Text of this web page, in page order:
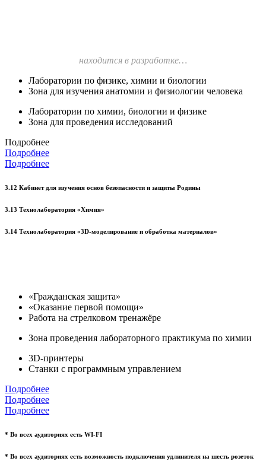
находится в разработке…
Лаборатории по физике, химии и биологии
Зона для изучения анатомии и физиологии человека
Лаборатории по химии, биологии и физике
Зона для проведения исследований
Подробнее
Подробнее
Подробнее
3.12 Кабинет для изучения основ безопасности и защиты Родины
3.13 Технолаборатория «Химия»
3.14 Технолаборатория «3D-моделирование и обработка материалов»
«Гражданская защита»
«Оказание первой помощи»
Работа на стрелковом тренажёре
Зона проведения лабораторного практикума по химии
3D-принтеры
Станки с программным управлением
Подробнее
Подробнее
Подробнее
* Во всех аудиториях есть WI-FI
* Во всех аудиториях есть возможность подключения удлинителя на шесть розеток